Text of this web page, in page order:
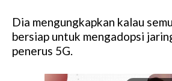
Dia mengungkapkan kalau
bersiap untuk mengadopsi
penerus 5G.